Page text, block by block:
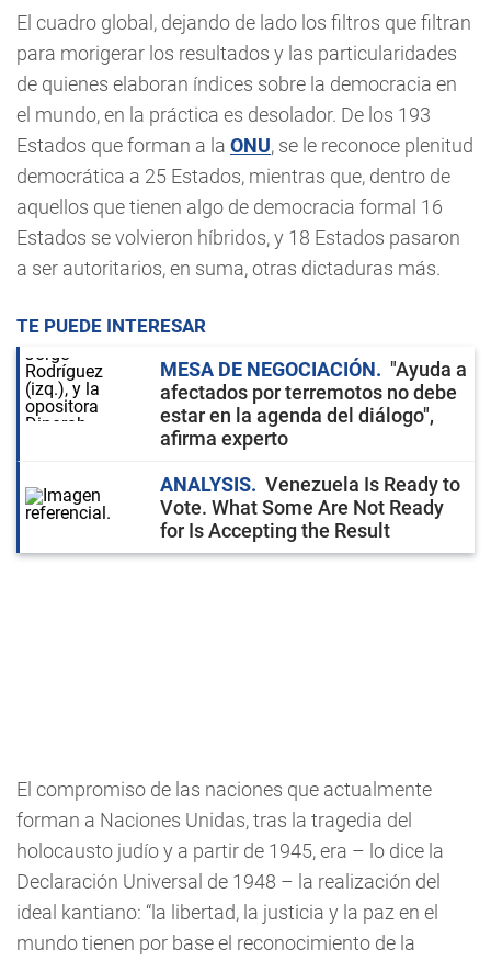
El cuadro global, dejando de lado los filtros que filtran
para morigerar los resultados y las particularidades
de quienes elaboran índices sobre la democracia en
el mundo, en la práctica es desolador. De los 193
Estados que forman a la ONU, se le reconoce plenitud
democrática a 25 Estados, mientras que, dentro de
aquellos que tienen algo de democracia formal 16
Estados se volvieron híbridos, y 18 Estados pasaron
a ser autoritarios, en suma, otras dictaduras más.
TE PUEDE INTERESAR
MESA DE NEGOCIACIÓN
"Ayuda a
afectados por terremotos no debe
estar en la agenda del diálogo",
afirma experto
ANALYSIS
Venezuela Is Ready to
Vote. What Some Are Not Ready
for Is Accepting the Result
El compromiso de las naciones que actualmente
forman a Naciones Unidas, tras la tragedia del
holocausto judío y a partir de 1945, era – lo dice la
Declaración Universal de 1948 – la realización del
ideal kantiano: “la libertad, la justicia y la paz en el
mundo tienen por base el reconocimiento de la